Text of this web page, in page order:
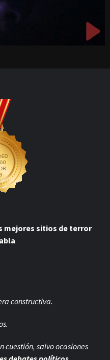
mejores sitios de terror
constructiva.
cuestión, salvo ocasiones